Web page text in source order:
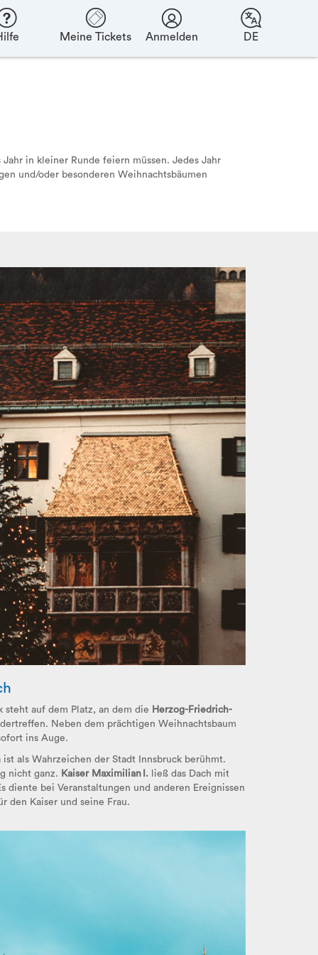
Meine Tickets Anmelden DE
in kleiner Runde feiern müssen. Jedes Jahr
und/oder besonderen Weihnachtsbäumen
steht auf dem Platz, an dem die Herzog-Friedrich-
Neben dem prächtigen Weihnachtsbaum
ins Auge.
ist als Wahrzeichen der Stadt Innsbruck berühmt.
nicht ganz. Kaiser Maximilian I. ließ das Dach mit
diente bei Veranstaltungen und anderen Ereignissen
den Kaiser und seine Frau.